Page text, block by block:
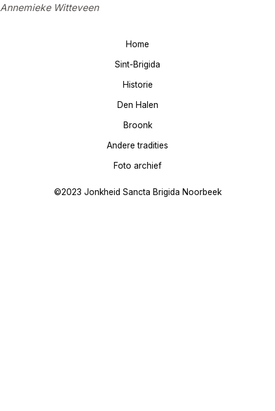
Annemieke Witteveen
Home
Sint-Brigida
Historie
Den Halen
Broonk
Andere tradities
Foto archief
©2023 Jonkheid Sancta Brigida Noorbeek